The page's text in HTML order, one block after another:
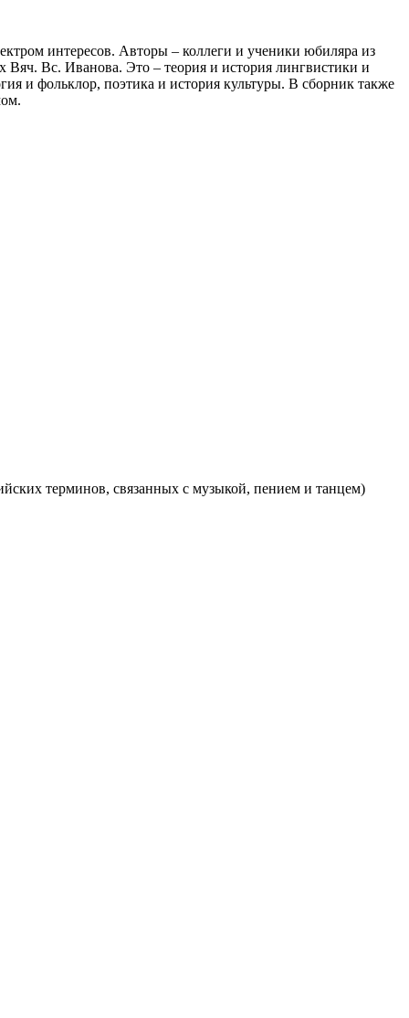
интересов. Авторы – коллеги и ученики юбиляра из
Вс. Иванова. Это – теория и история лингвистики и
и фольклор, поэтика и история культуры. В сборник также
терминов, связанных с музыкой, пением и танцем)